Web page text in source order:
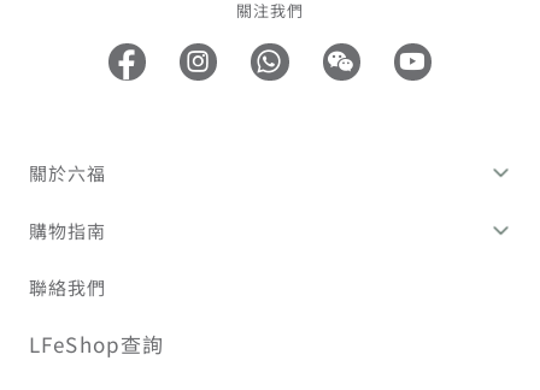
關注我們
關於六福
購物指南
聯絡我們
LFeShop查詢